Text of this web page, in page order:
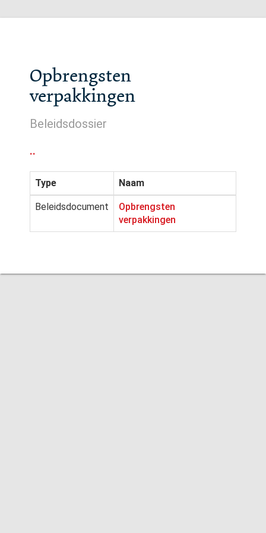
Opbrengsten
verpakkingen
Beleidsdossier
..
Type Naam
Beleidsdocument
Opbrengsten
verpakkingen